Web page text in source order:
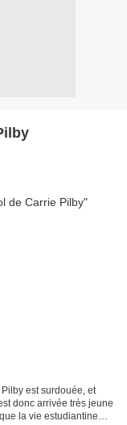
est surdouée, et
donc arrivée très jeune
la vie estudiantine